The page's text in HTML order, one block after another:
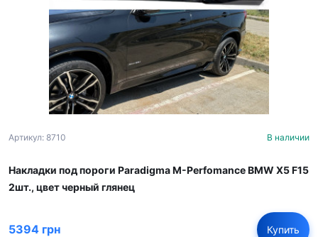
Артикул: 8710 В наличии
Накладки под пороги Paradigma M-Perfomance BMW X5 F15
2шт., цвет черный глянец
5394 грн Купить